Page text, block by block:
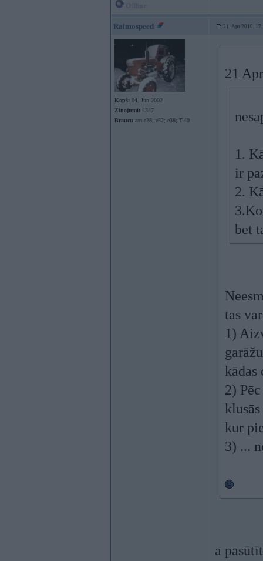
Raimospeed 21. Apr 2010,
Kopš: 04. Jun 2002
Ziņojumi: 4347
Braucu ar: e28; e32; e38; T-40
21
1.
ir
2.
bet
tas
1)
kādas
2)
kur
3) ...
a